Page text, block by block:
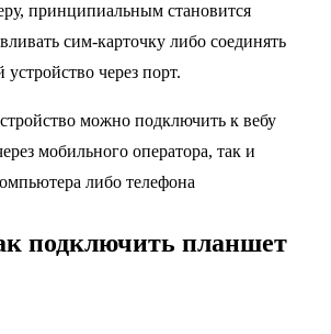
принципиальным становится
сим-карточку либо соединять
через порт.
можно подключить к вебу
мобильного оператора, так и
либо телефона
подключить планшет